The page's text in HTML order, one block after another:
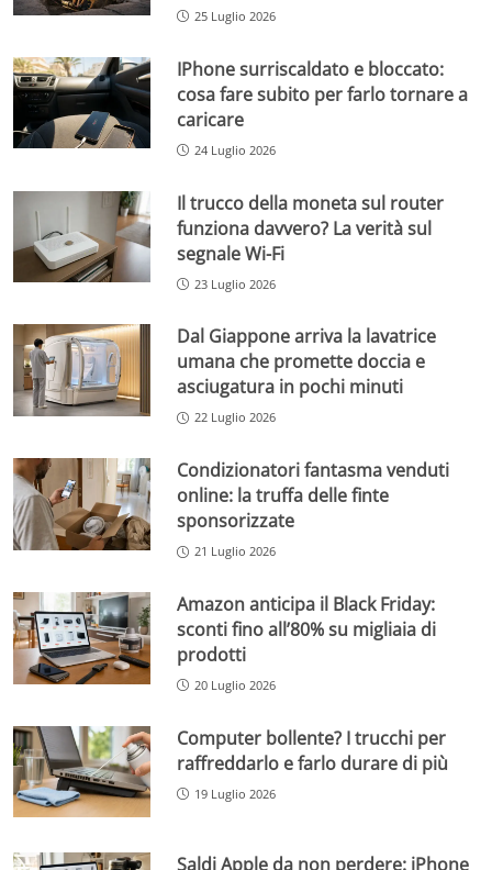
25 Luglio 2026
IPhone surriscaldato e bloccato:
cosa fare subito per farlo tornare a
caricare
24 Luglio 2026
Il trucco della moneta sul router
funziona davvero? La verità sul
segnale Wi-Fi
23 Luglio 2026
Dal Giappone arriva la lavatrice
umana che promette doccia e
asciugatura in pochi minuti
22 Luglio 2026
Condizionatori fantasma venduti
online: la truffa delle finte
sponsorizzate
21 Luglio 2026
Amazon anticipa il Black Friday:
sconti fino all’80% su migliaia di
prodotti
20 Luglio 2026
Computer bollente? I trucchi per
raffreddarlo e farlo durare di più
19 Luglio 2026
Saldi Apple da non perdere: iPhone